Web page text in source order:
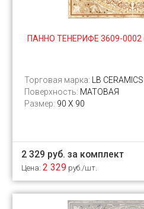
ПАННО ТЕНЕРИФЕ 3609-
Торговая марка:
LB CERAMICS
Поверхность: МАТОВАЯ
Размер: 90 Х 90
2 329 руб. за комплект
Цена: 2 329 руб./шт.